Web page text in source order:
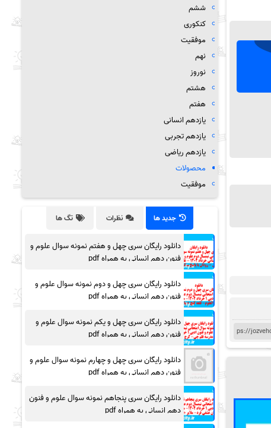
ششم
کنکوری
موفقیت
نهم
نوروز
هشتم
هفتم
یازدهم انسانی
یازدهم تجربی
یازدهم ریاضی
محصولات
موفقیت
جدید ها نظرات تگ ها
دانلود رایگان سری چهل و هفتم نمونه سوال علوم و
فنون دهم انسانی به همراه pdf
دانلود رایگان سری چهل و دوم نمونه سوال علوم و
فنون دهم انسانی به همراه pdf
دانلود رایگان سری چهل و یکم نمونه سوال علوم و
فنون دهم انسانی به همراه pdf
دانلود رایگان سری چهل و چهارم نمونه سوال علوم و
فنون دهم انسانی به همراه pdf
دانلود رایگان سری پنجاهم نمونه سوال علوم و فنون
دهم انسانی به همراه pdf